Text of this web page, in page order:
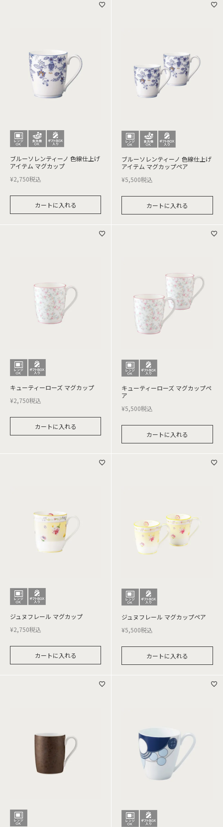
ブルーソレンティーノ 色線仕上げ
アイテム マグカップ
¥2,750税込
カートに入れる
ブルーソレンティーノ 色線仕上げ
アイテム マグカップペア
¥5,500税込
カートに入れる
キューティーローズ マグカップ
¥2,750税込
カートに入れる
キューティーローズ マグカップペ
ア
¥5,500税込
カートに入れる
ジュヌフレール マグカップ
¥2,750税込
カートに入れる
ジュヌフレール マグカップペア
¥5,500税込
カートに入れる